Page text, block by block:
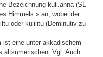
Bezeichnung kuli.anna (SL
Himmels » an, wobei der
oder kulilitu (Deminutiv zu
ist eine unter akkadischem
altsumerischen. Vgl. Auch